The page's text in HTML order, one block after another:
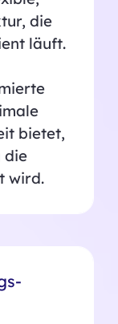
die
läuft.
bietet,
die
wird.